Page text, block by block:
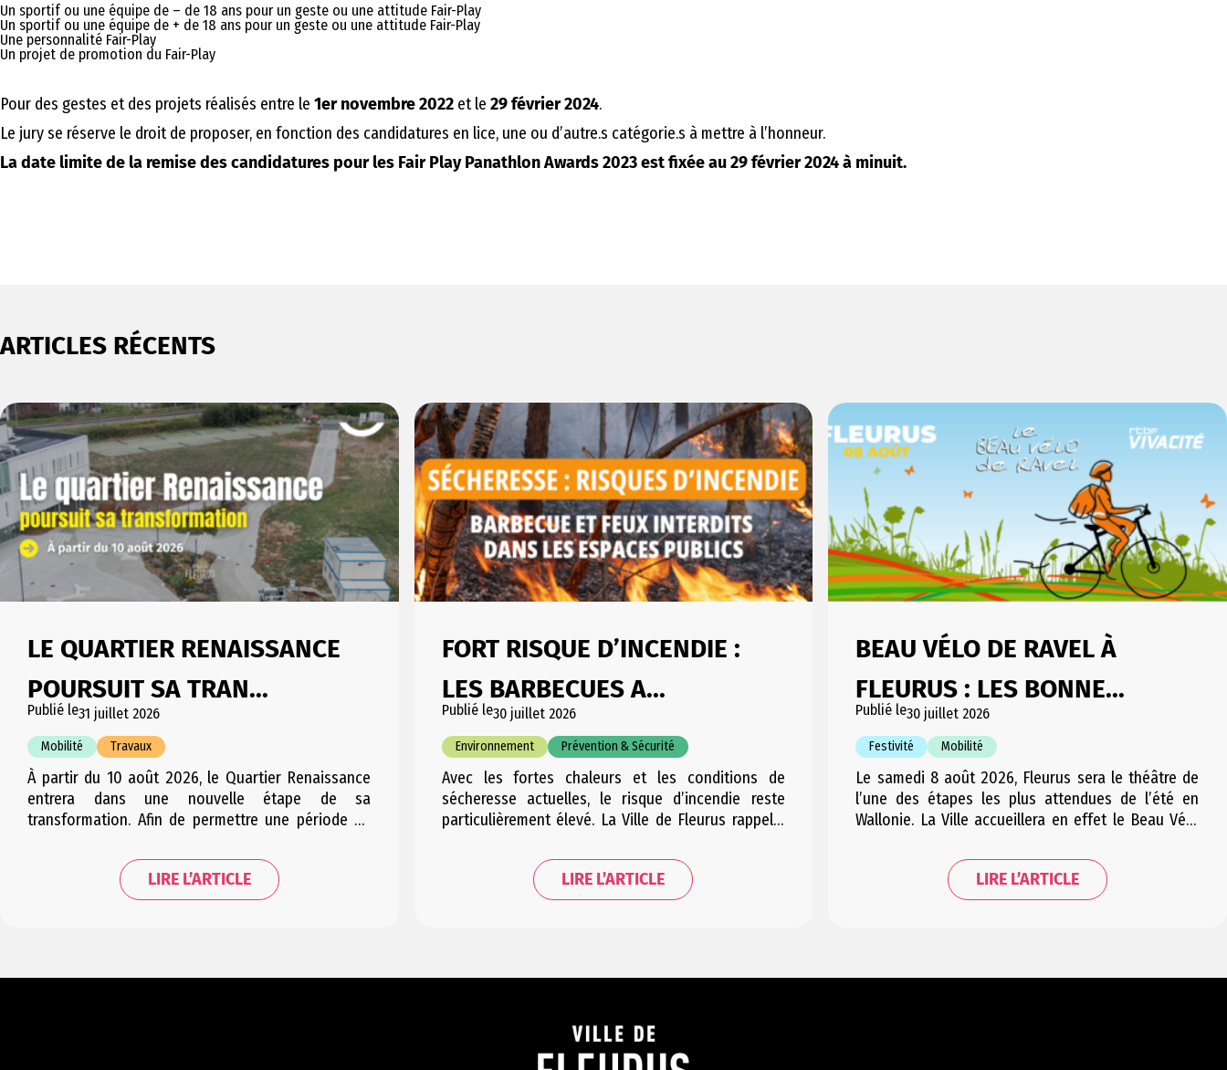
Un sportif ou une équipe de – de 18 ans pour un geste ou une attitude Fair-Play
Un sportif ou une équipe de + de 18 ans pour un geste ou une attitude Fair-Play
Une personnalité Fair-Play
Un projet de promotion du Fair-Play
Pour des gestes et des projets réalisés entre le 1er novembre 2022 et le 29 février 2024.
Le jury se réserve le droit de proposer, en fonction des candidatures en lice, une ou d’autre.s catégorie.s à mettre à l’honneur.
La date limite de la remise des candidatures pour les Fair Play Panathlon Awards 2023 est fixée au 29 février 2024 à minuit.
ARTICLES RÉCENTS
LE QUARTIER RENAISSANCE
POURSUIT SA TRAN...
Publié le31 juillet 2026
Mobilité Travaux
À partir du 10 août 2026, le Quartier Renaissance
entrera dans une nouvelle étape de sa
transformation. Afin de permettre une période de
d’embarras possible pour les riverains, cette étape
sera répartie en plusieurs courtes phases
successives. Les trois phases se suivant
LIRE L’ARTICLE
FORT RISQUE D’INCENDIE :
LES BARBECUES A...
Publié le30 juillet 2026
Environnement Prévention & Sécurité
Avec les fortes chaleurs et les conditions de
sécheresse actuelles, le risque d’incendie reste
particulièrement élevé. La Ville de Fleurus rappelle
plus grande vigilance, notamment dans les espaces
naturels et boisés. Documents utiles Des barbecues
ont encore récemment été observés, notamment à
LIRE L’ARTICLE
BEAU VÉLO DE RAVEL À
FLEURUS : LES BONNE...
Publié le30 juillet 2026
Festivité Mobilité
Le samedi 8 août 2026, Fleurus sera le théâtre de
l’une des étapes les plus attendues de l’été en
Wallonie. La Ville accueillera en effet le Beau Vélo
rassemble chaque année plusieurs milliers de
cyclistes et de visiteurs autour d’une journée
placée sous le signe de la…
LIRE L’ARTICLE